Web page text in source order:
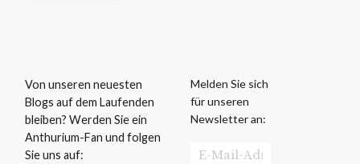
Von unseren neuesten
Blogs auf dem Laufenden
bleiben? Werden Sie ein
Anthurium-Fan und folgen
Sie uns auf:
Melden Sie sich
für unseren
Newsletter an: